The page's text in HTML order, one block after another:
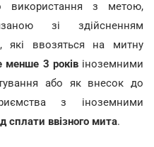
використання з метою,
зі здійсненням
які ввозяться на митну
менше 3 роківіноземними
або як внесок до
з іноземними
сплати ввізного мита.